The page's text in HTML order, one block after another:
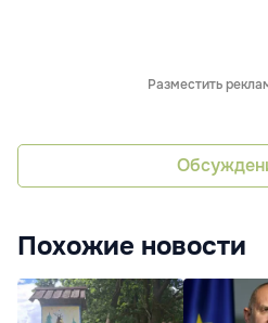
Разместить
Похожие новости